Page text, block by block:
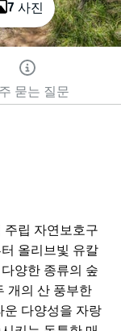
7 사진
묻는 질문
주립 자연보호구
올리브빛 유칼
양한 종류의 숲
개의 산 풍부한
운 다양성을 자랑